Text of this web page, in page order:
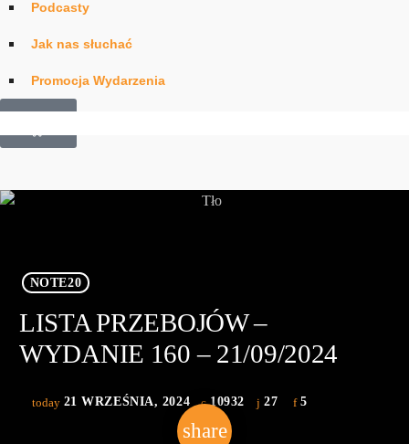
Podcasty
Jak nas słuchać
Promocja Wydarzenia
£0.00
NOTE20
LISTA PRZEBOJÓW –
WYDANIE 160 – 21/09/2024
today 21 WRZEŚNIA, 2024 10932 27 5
share
email